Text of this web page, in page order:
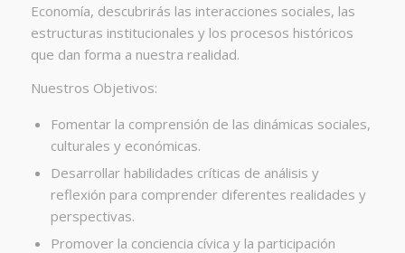
Economía, descubrirás las interacciones sociales, las
estructuras institucionales y los procesos históricos
que dan forma a nuestra realidad.
Nuestros Objetivos:
Fomentar la comprensión de las dinámicas sociales,
culturales y económicas.
Desarrollar habilidades críticas de análisis y
reflexión para comprender diferentes realidades y
perspectivas.
Promover la conciencia cívica y la participación